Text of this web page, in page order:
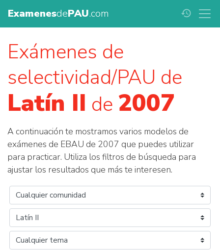
ExamenesdePAU.com history
Exámenes de
selectividad/PAU de
Latín II de 2007
A continuación te mostramos varios modelos de
exámenes de EBAU de 2007 que puedes utilizar
para practicar. Utiliza los filtros de búsqueda para
ajustar los resultados que más te interesen.